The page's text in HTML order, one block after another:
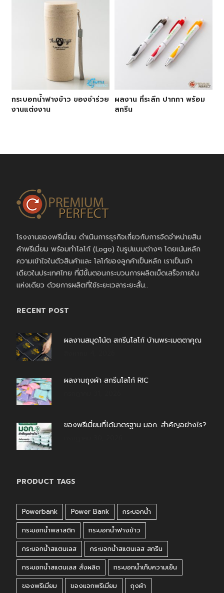
กระบอกน้ำฟางข้าว ของชำร่วย
งานแต่งงาน
ผลงาน ที่ระลึก ปากกา พร้อม
สกรีน
โรงงานของพรีเมี่ยม ดำเนินการธุรกิจเกี่ยวกับการจัดจำหน่ายสิน
ค้าพรีเมี่ยม พร้อมทำโลโก้ (Logo) ในรูปแบบต่างๆ โดยเน้นหลัก
ความเข้าใจในตัวสินค้าและ โลโก้ของลูกค้าเป็นหลัก เราเป็นเจ้า
เดียวในประเทศไทย ที่มีขั้นตอนกระบวนการผลิตเบ็ดเสร็จภายใน
แห่งเดียว ด้วยการผลิตที่ใช้ระยะเวลาระยะสั้น..
RECENT POST
ผลงานสมุดโน้ต สกรีนโลโก้ บ้านพระเมตตาคุณ
ผลงานถุงผ้า สกรีนโลโก้ RIC
ของพรีเมี่ยมที่ได้มาตรฐาน มอก. สำคัญอย่างไร?
PRODUCT TAGS
Powerbank Power Bank
กระบอกน้ำ
กระบอกน้ำพลาสติก
กระบอกน้ำฟางข้าว
กระบอกน้ำสแตนเลส
กระบอกน้ำสแตนเลส สกรีน
กระบอกน้ำสแตนเลส สั่งผลิต
กระบอกน้ำเก็บความเย็น
ของพรีเมี่ยม
ของแจกพรีเมี่ยม
ถุงผ้า